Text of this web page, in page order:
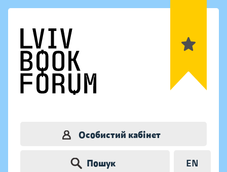
Особистий кабінет
Пошук EN